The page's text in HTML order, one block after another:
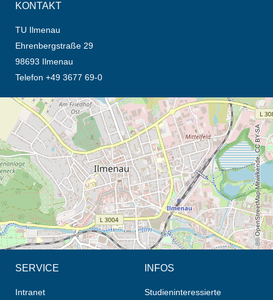
KONTAKT
TU Ilmenau
Ehrenbergstraße 29
98693 Ilmenau
Telefon +49 3677 69-0
Öffnet die Anfahrtsbeschreibung in neuem Tab (Karte)
© OpenStreetMap-Mitwirkende, CC BY-SA
SERVICE
Intranet
INFOS
Studieninteressierte